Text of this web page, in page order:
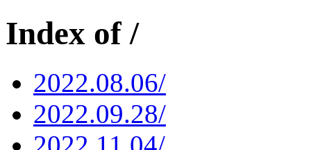
Index of /
2022.08.06/
2022.09.28/